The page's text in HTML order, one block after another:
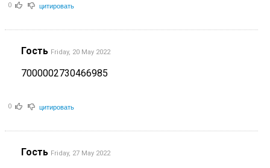
0 цитировать
Гость Friday, 20 May 2022
7000002730466985
0 цитировать
Гость Friday, 27 May 2022